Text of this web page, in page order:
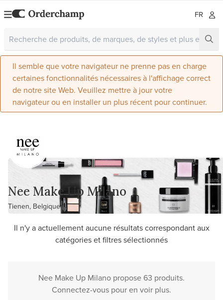
FR
Il semble que votre navigateur ne prenne pas en charge
certaines fonctionnalités nécessaires à l'affichage correct
de notre site Web. Veuillez mettre à jour votre
navigateur ou en installer un plus récent pour continuer.
Nee Make Up Milano
Tienen, Belgique
Il n'y a actuellement aucune résultats correspondant aux
catégories et filtres sélectionnés
Nee Make Up Milano propose 63 produits.
Connectez-vous pour en voir plus.